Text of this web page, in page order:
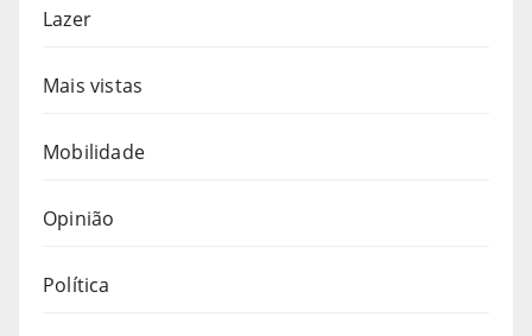
Lazer
Mais vistas
Mobilidade
Opinião
Política